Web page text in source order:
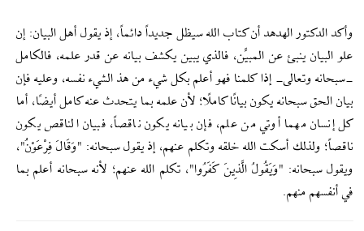
وأكد الدكتور الهدهد أن كتاب الله سيظل جديداً دائماً، إذ يقول أهل البيان: إن
علو البيان ينبئ عن المبيِّن، فالذي يبين يكشف بيانه عن قدر علمه، فالكامل
-سبحانه وتعالى- إذا كلمنا فهو أعلم بكل شيء من هذ الشيء نفسه، وعليه فإن
بيان الحق سبحانه يكون بيانًا كاملًا؛ لأن علمه بما يتحدث عنه كامل أيضًا، أما
كل إنسان مهما أوتي من علم، فإن بيانه يكون ناقصاً، فبيان الناقص يكون
ناقصاً؛ ولذلك أسكت الله خلقه وتكلم عنهم، إذ يقول سبحانه: "وَقَالَ فِرْعَوْنُ"،
ويقول سبحانه: "وَيَقُولُ الَّذِينَ كَفَرُوا"، تكلم الله عنهم؛ لأنه سبحانه أعلم بما
في أنفسهم منهم.